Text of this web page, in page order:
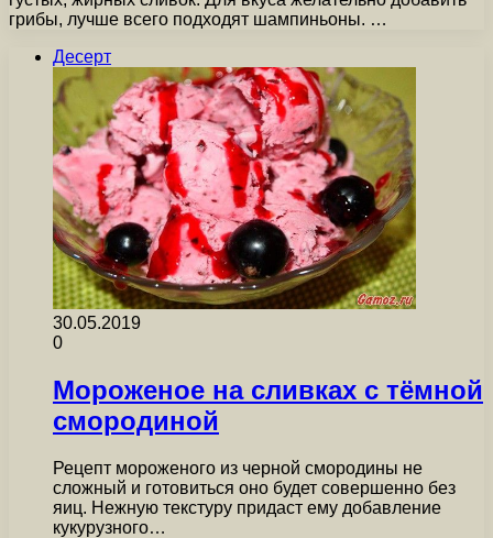
грибы, лучше всего подходят шампиньоны. …
Десерт
30.05.2019
0
Мороженое на сливках с тёмной
смородиной
Рецепт мороженого из черной смородины не
сложный и готовиться оно будет совершенно без
яиц. Нежную текстуру придаст ему добавление
кукурузного…